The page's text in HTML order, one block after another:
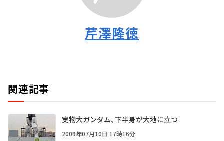
芹澤隆徳
関連記事
実物大ガンダム、下半身が大地に立つ
2009年07月10日 17時16分